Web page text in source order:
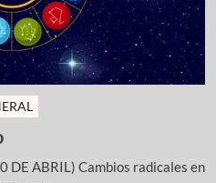
DE ABRIL) Cambios radicales en